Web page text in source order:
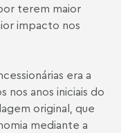
terem maior
impacto nos
era a
anos iniciais do
original, que
mediante a